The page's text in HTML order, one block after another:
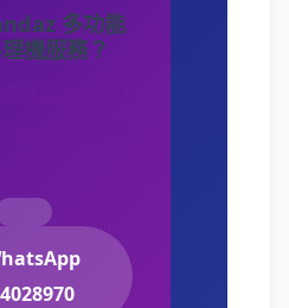
多功能
機服務？